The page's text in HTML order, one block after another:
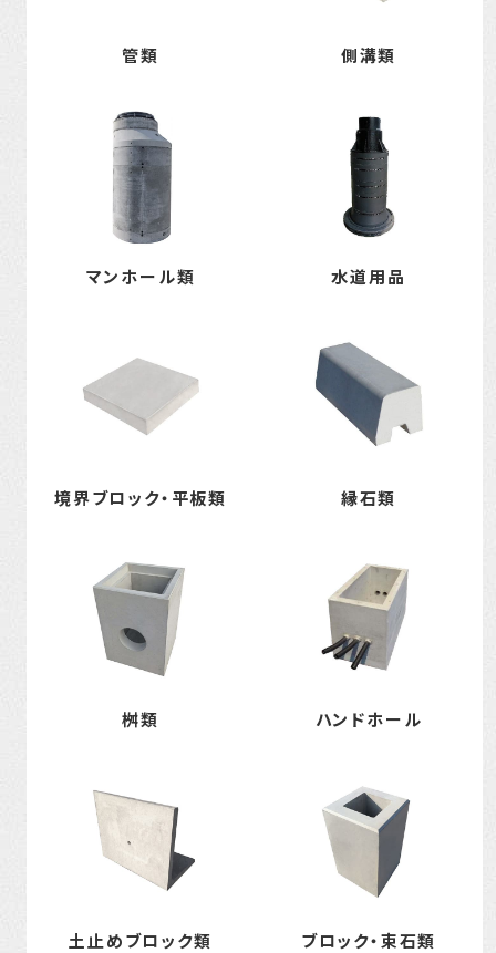
管類 側溝類
マンホール類 水道用品
境界ブロック・平板類 縁石類
桝類 ハンドホール
土止めブロック類 ブロック・束石類